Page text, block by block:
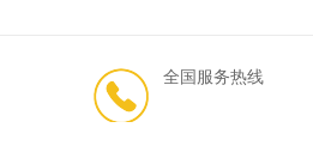
全国服务热线